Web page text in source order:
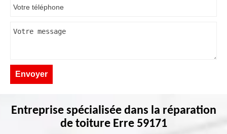
Entreprise spécialisée dans la réparation
de toiture Erre 59171